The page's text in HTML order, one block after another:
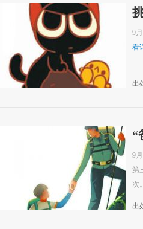
9
看
出
“
9
第
次。
出